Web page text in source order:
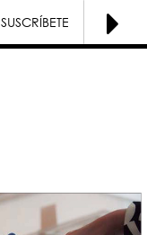
SUSCRÍBETE